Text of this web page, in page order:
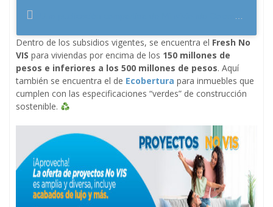
Dentro de los subsidios vigentes, se encuentra el Fresh No
VIS para viviendas por encima de los 150 millones de
pesos e inferiores a los 500 millones de pesos. Aquí
también se encuentra el de Ecobertura para inmuebles que
cumplen con las especificaciones “verdes” de construcción
sostenible.